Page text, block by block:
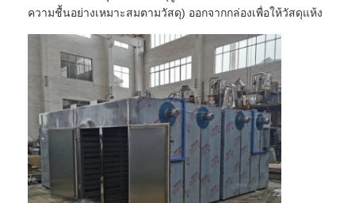
ทัวร์โรงงาน
ควบคุมคุณภาพ
ติดต่อเรา
ข่าว
ความชื้นอย่างเหมาะสมตามวัสดุ) ออกจากกล่องเพื่อให้วัสดุแห้ง